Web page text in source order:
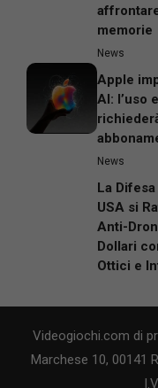
memorie
News
Apple
AI: l’uso
News
La
USA si
Anti-
Dollari
Ottici e
Videogiochi.com di
Marchese 10, 00141